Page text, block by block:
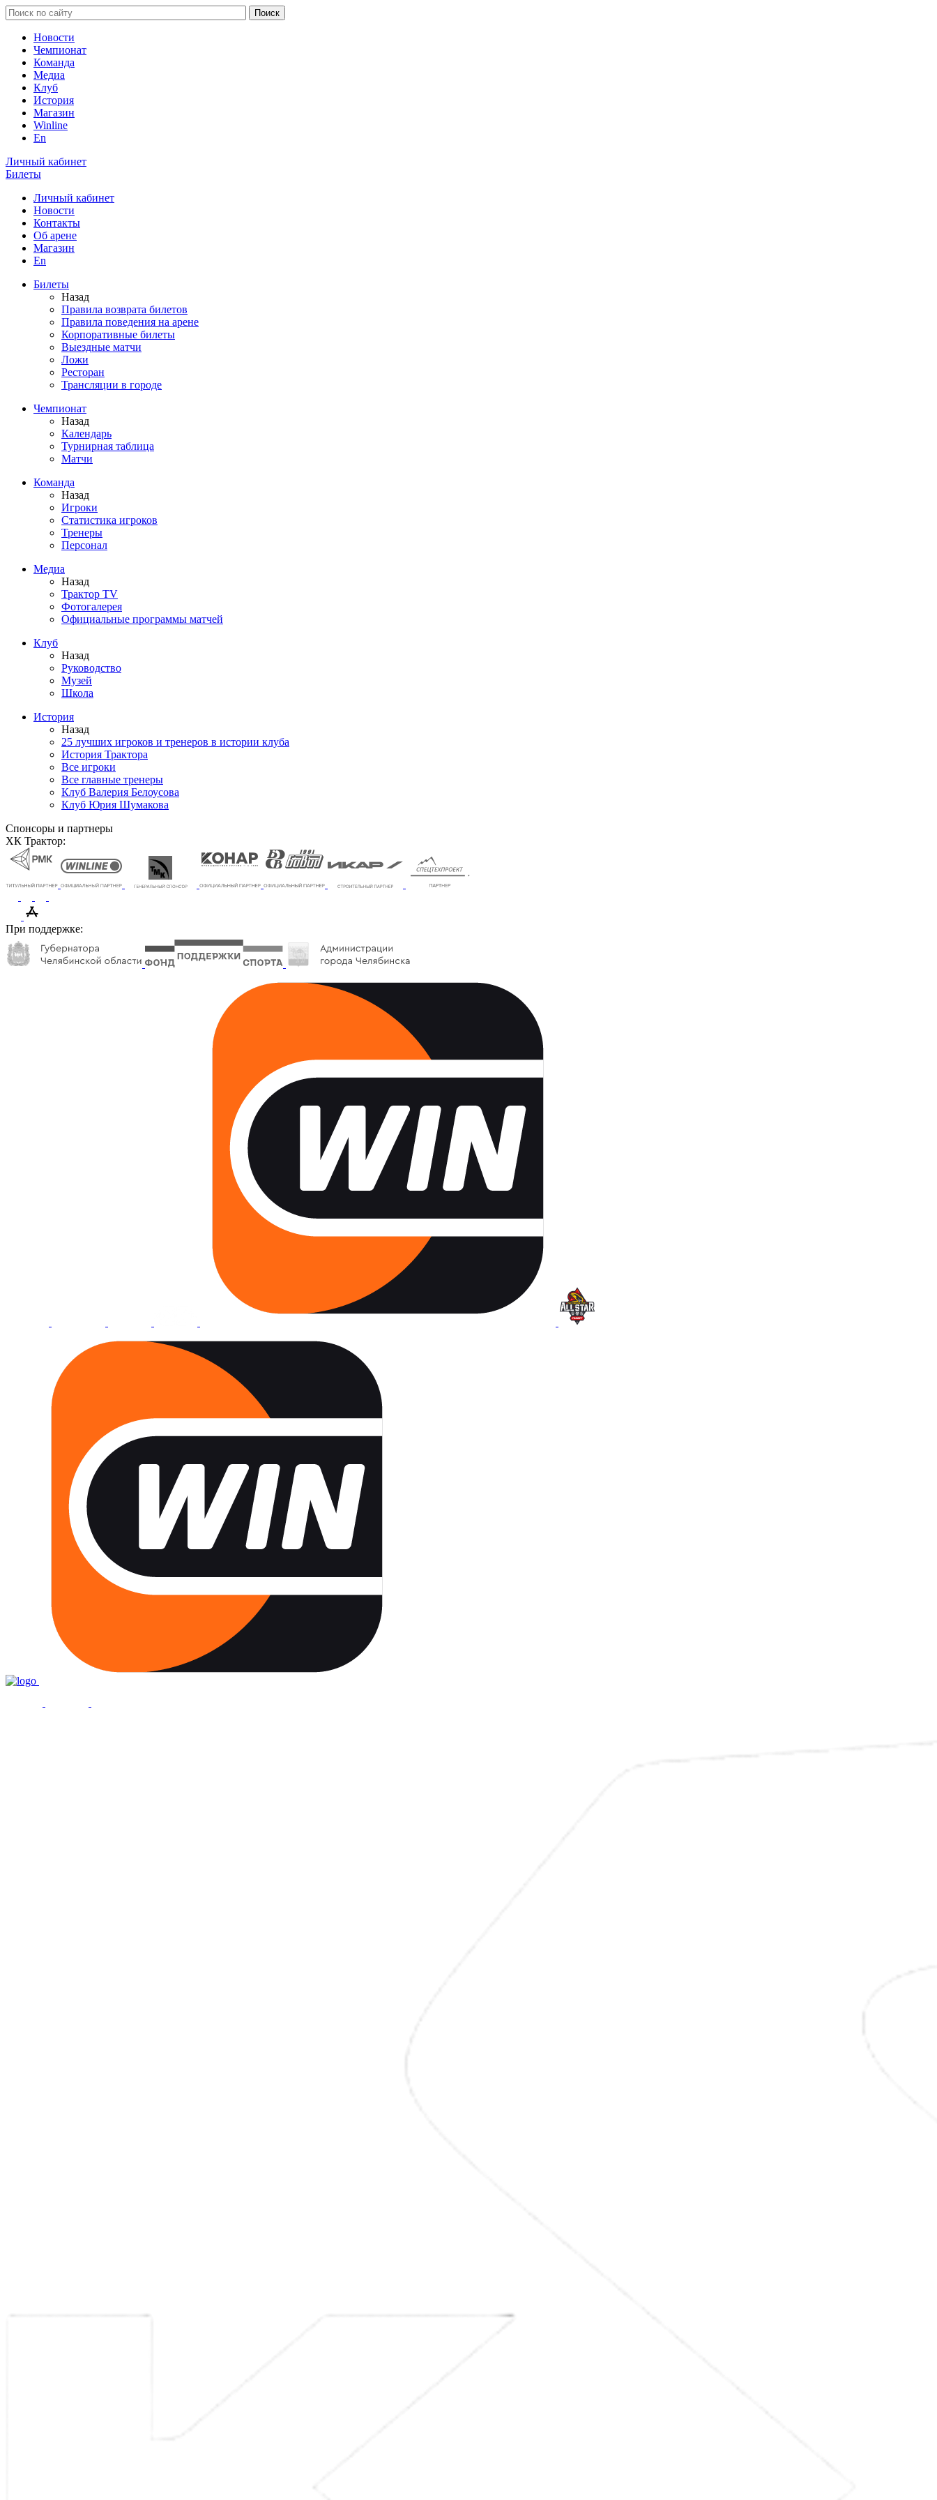
Новости
Чемпионат
Команда
Медиа
Клуб
История
Магазин
Winline
En
Личный кабинет
Билеты
Личный кабинет
Новости
Контакты
Об арене
Магазин
En
Билеты
Назад
Правила возврата билетов
Правила поведения на арене
Корпоративные билеты
Выездные матчи
Ложи
Ресторан
Трансляции в городе
Чемпионат
Назад
Календарь
Турнирная таблица
Матчи
Команда
Назад
Игроки
Статистика игроков
Тренеры
Персонал
Медиа
Назад
Трактор TV
Фотогалерея
Официальные программы матчей
Клуб
Назад
Руководство
Музей
Школа
История
Назад
25 лучших игроков и тренеров в истории клуба
История Трактора
Все игроки
Все главные тренеры
Клуб Валерия Белоусова
Клуб Юрия Шумакова
Спонсоры и партнеры
ХК Трактор:
При поддержке: